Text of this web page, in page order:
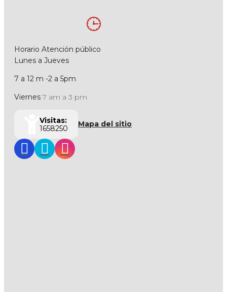
Horario Atención público
Lunes a Jueves
7 a 12 m -2 a 5pm
Viernes 7 am a 3 pm
Visitas:
1658250
Mapa del sitio